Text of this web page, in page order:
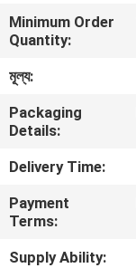
আমাদের
সম্পর্কে
কারখানা
ভ্রমণ
মান
নিয়ন্ত্রণ
Minimum Order
Quantity:
মূল্য:
Packaging
Details:
Delivery Time:
Payment
Terms:
Supply Ability: